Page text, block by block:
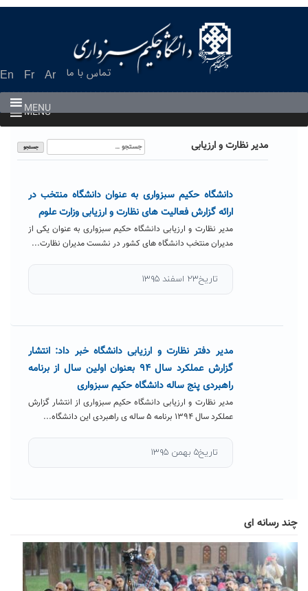
En Fr Ar تماس با ما
MENU
MENU
مدیر نظارت و ارزیابی
جستجو
برای:
دانشگاه حکیم سبزواری به عنوان دانشگاه منتخب در
ارائه گزارش فعالیت های نظارت و ارزیابی وزارت علوم
مدیر نظارت و ارزیابی دانشگاه حکیم سبزواری به عنوان یکی از
مدیران منتخب دانشگاه های کشور در نشست مدیران نظارت...
تاریخ۲۳ اسفند ۱۳۹۵
مدیر دفتر نظارت و ارزیابی دانشگاه خبر داد: انتشار
گزارش عملکرد سال ٩۴ بعنوان اولین سال از برنامه
راهبردی پنج ساله دانشگاه حکیم سبزواری
مدیر نظارت و ارزیابی دانشگاه حکیم سبزواری از انتشار گزارش
عملکرد سال ۱۳۹۴ برنامه ۵ ساله ی راهبردی این دانشگاه...
تاریخ۵ بهمن ۱۳۹۵
چند رسانه ای